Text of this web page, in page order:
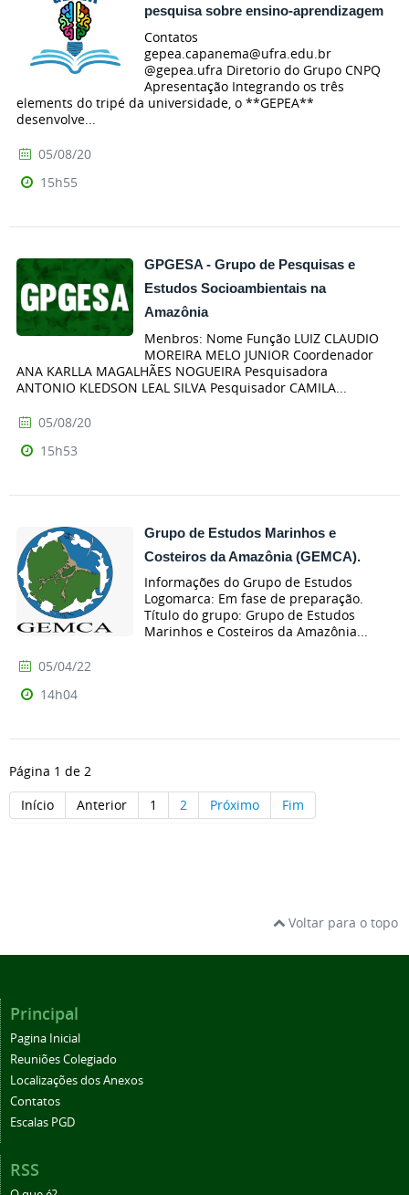
pesquisa sobre ensino-aprendizagem
Contatos
gepea.capanema@ufra.edu.br
@gepea.ufra Diretorio do Grupo CNPQ
Apresentação Integrando os três
elements do tripé da universidade, o **GEPEA**
desenvolve...
05/08/20
15h55
GPGESA - Grupo de Pesquisas e
Estudos Socioambientais na
Amazônia
Menbros: Nome Função LUIZ CLAUDIO
MOREIRA MELO JUNIOR Coordenador
ANA KARLLA MAGALHÃES NOGUEIRA Pesquisadora
ANTONIO KLEDSON LEAL SILVA Pesquisador CAMILA...
05/08/20
15h53
Grupo de Estudos Marinhos e
Costeiros da Amazônia (GEMCA).
Informações do Grupo de Estudos
Logomarca: Em fase de preparação.
Título do grupo: Grupo de Estudos
Marinhos e Costeiros da Amazônia...
05/04/22
14h04
Página 1 de 2
Início
Anterior 1 2 Próximo Fim
Voltar para o topo
Principal
Pagina Inicial
Reuniões Colegiado
Localizações dos Anexos
Contatos
Escalas PGD
RSS